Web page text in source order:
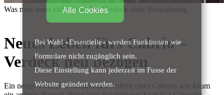
Was man sonst nicht sieht: Ein Verdeck ohne Bespannung
Neues Leben fürs Cabrio –
Verdeck neu bezogen
Ein neues Verdeck verändert den Auftritt eines Cabrios wie kaum
Alle Cookies
Bei Wahl «Essentielle» werden Funktionen wie
Formulare nicht zugänglich sein.
Diese Einstellung kann jederzeit im Fusse der
Website geändert werden.